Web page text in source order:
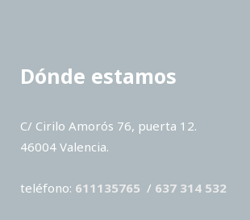
Dónde estamos
C/ Cirilo Amorós 76, puerta 12.
46004 Valencia.
teléfono: 611135765 / 637 314 532